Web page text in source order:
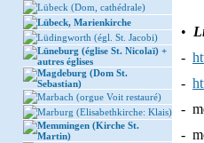
Lübeck (Dom, cathédrale)
Lübeck, Marienkirche
Lüdingworth (égl. St. Jacobi)
Lüneburg (église St. Nicolaï) +
autres églises
Magdeburg (Dom St.
Sebastian)
Marbach (orgue Voit restauré)
Marburg (Elisabethkirche: Klais)
Memmingen (Kirche St.
Martin)
•
-
-
-
-